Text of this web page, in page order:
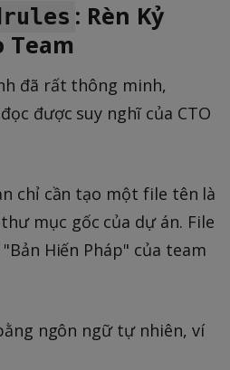
: Rèn Kỷ
Team
đã rất thông minh,
được suy nghĩ của CTO
chỉ cần tạo một file tên là
mục gốc của dự án. File
Hiến Pháp" của team
ngôn ngữ tự nhiên, ví